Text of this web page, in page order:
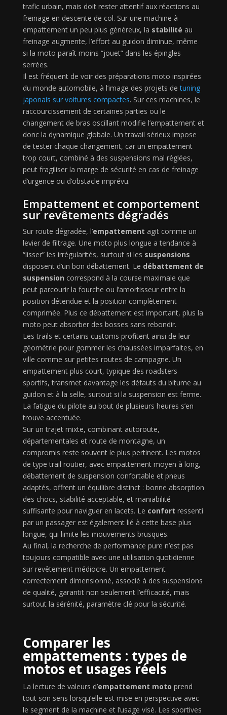
trafic urbain, mais doit rester attentif aux réactions au
freinage en descente de col. Sur une machine à
empattement un peu plus généreux, la stabilité au
freinage augmente, l’effort au guidon diminue, même
si la moto paraît moins “jouet” dans les épingles
serrées.
Il est fréquent de voir des préparations moto inspirées
du monde automobile, à l’image des projets detuning
japonais sur voitures compactes. Sur ces machines, le
raccourcissement de certaines parties ou le
changement de bras oscillant modifie l’empattement et
donc la dynamique globale. Un travail sérieux impose
de tester chaque changement, car un empattement
trop court, combiné à des suspensions mal réglées,
peut fragiliser la marge de sécurité en cas de freinage
d’urgence ou d’obstacle imprévu.
Empattement et comportement
sur revêtements dégradés
Sur route dégradée, l’empattement agit comme un
levier de filtrage. Une moto plus longue a tendance à
“lisser” les irrégularités, surtout si les suspensions
disposent d’un bon débattement. Le débattement de
suspension correspond à la course maximale que
peut parcourir la fourche ou l’amortisseur entre la
position détendue et la position complètement
comprimée. Plus ce débattement est important, plus la
moto peut absorber des bosses sans rebondir.
Les trails et certains customs profitent ainsi de leur
géométrie pour gommer les chaussées imparfaites, en
ville comme sur petites routes de campagne. Un
empattement plus court, typique des roadsters
sportifs, transmet davantage les défauts du bitume au
guidon et à la selle, surtout si la suspension est ferme.
La fatigue du pilote au bout de plusieurs heures s’en
trouve accentuée.
Sur un trajet mixte, combinant autoroute,
départementales et route de montagne, un
compromis reste souvent le plus pertinent. Les motos
de type trail routier, avec empattement moyen à long,
débattement de suspension confortable et pneus
adaptés, offrent un équilibre distinct : bonne absorption
des chocs, stabilité acceptable, et maniabilité
suffisante pour naviguer en lacets. Le confort ressenti
par un passager est également lié à cette base plus
longue, qui limite les mouvements brusques.
Au final, la recherche de performance pure n’est pas
toujours compatible avec une utilisation quotidienne
sur revêtement médiocre. Un empattement
correctement dimensionné, associé à des suspensions
de qualité, garantit non seulement l’efficacité, mais
surtout la sérénité, paramètre clé pour la sécurité.
Comparer les
empattements : types de
motos et usages réels
La lecture de valeurs d’empattement moto prend
tout son sens lorsqu’elle est mise en perspective avec
le segment de la machine et l’usage visé. Les sportives